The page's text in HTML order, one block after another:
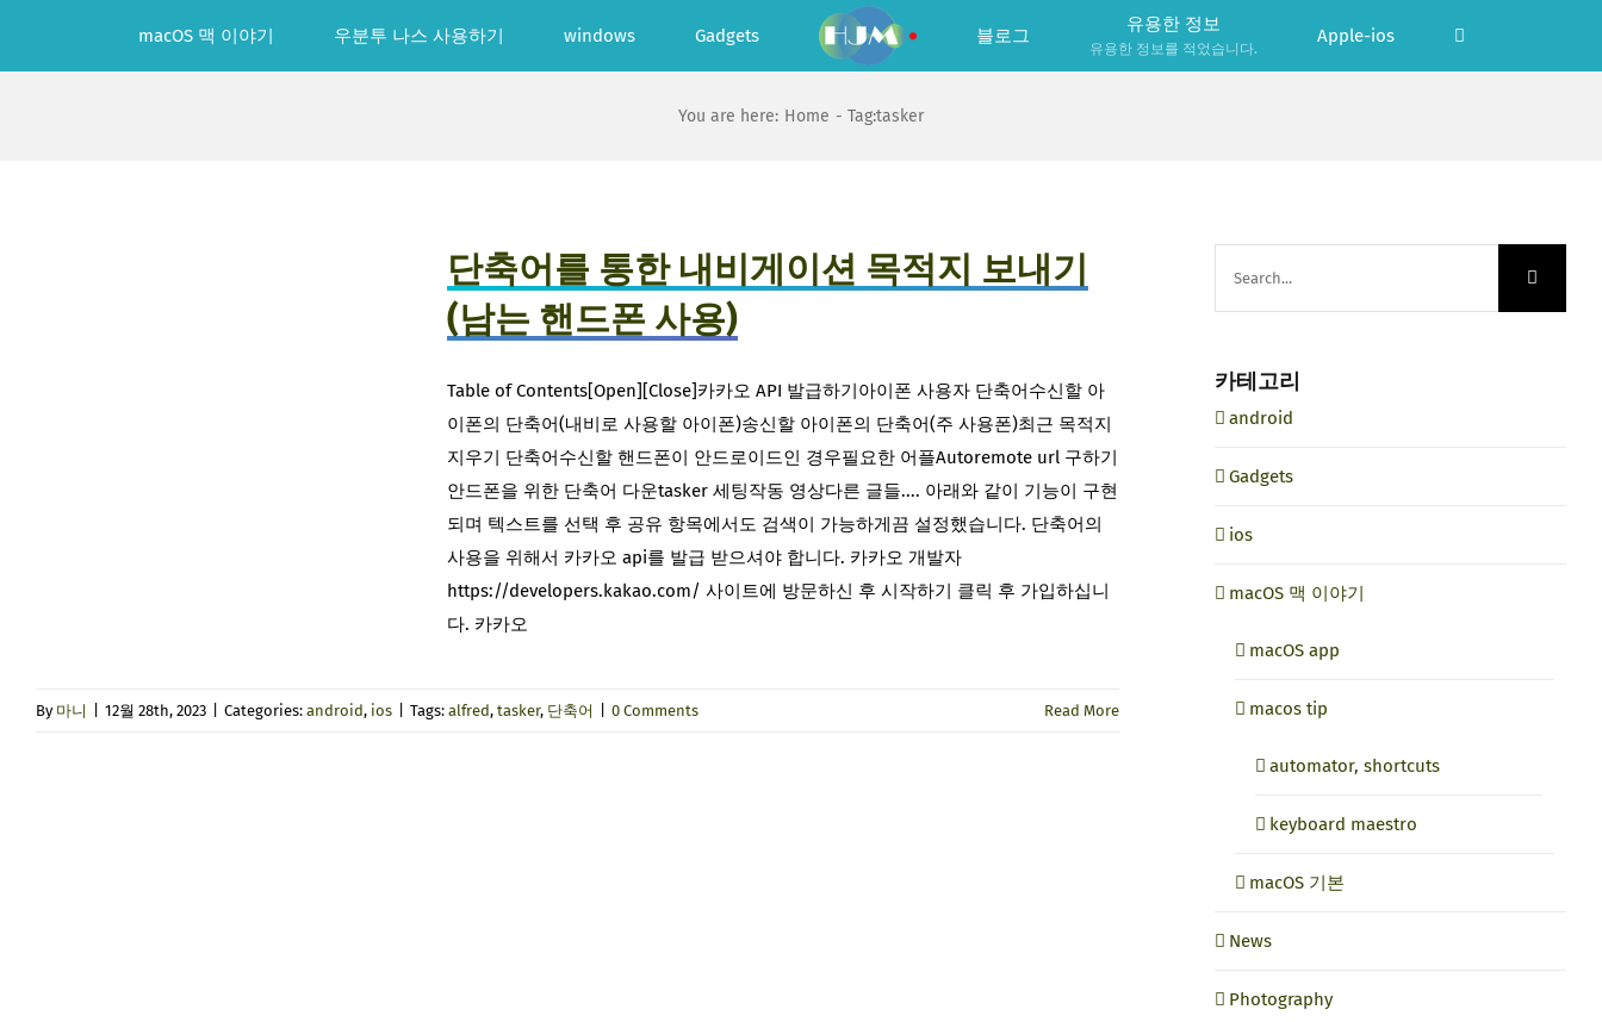
macOS 맥 이야기 우분투 나스 사용하기 windows Gadgets 블로그
유용한 정보
유용한 정보를 적었습니다.
Apple-ios
You are here: Home Tag:tasker
단축어를 통한 내비게이션 목적지 보내기
(남는 핸드폰 사용)
Table of Contents[Open][Close]카카오 API 발급하기아이폰 사용자 단축어수신할 아
이폰의 단축어(내비로 사용할 아이폰)송신할 아이폰의 단축어(주 사용폰)최근 목적지
지우기 단축어수신할 핸드폰이 안드로이드인 경우필요한 어플Autoremote url 구하기
안드폰을 위한 단축어 다운tasker 세팅작동 영상다른 글들.... 아래와 같이 기능이 구현
되며 텍스트를 선택 후 공유 항목에서도 검색이 가능하게끔 설정했습니다. 단축어의
사용을 위해서 카카오 api를 발급 받으셔야 합니다. 카카오 개발자
https://developers.kakao.com/ 사이트에 방문하신 후 시작하기 클릭 후 가입하십니
다. 카카오
By 마니 12월 28th, 2023 Categories: android, ios Tags: alfred, tasker, 단축어 0 Comments Read More
카테고리
android
Gadgets
ios
macOS 맥 이야기
macOS app
macos tip
automator, shortcuts
keyboard maestro
macOS 기본
News
Photography